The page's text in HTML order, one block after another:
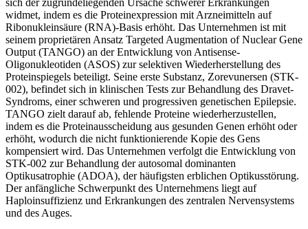
widmet, indem es die Proteinexpression mit Arzneimitteln auf
Ribonukleinsäure (RNA)-Basis erhöht. Das Unternehmen ist mit
seinem proprietären Ansatz Targeted Augmentation of Nuclear Gene
Output (TANGO) an der Entwicklung von Antisense-
Oligonukleotiden (ASOS) zur selektiven Wiederherstellung des
Proteinspiegels beteiligt. Seine erste Substanz, Zorevunersen (STK-
002), befindet sich in klinischen Tests zur Behandlung des Dravet-
Syndroms, einer schweren und progressiven genetischen Epilepsie.
TANGO zielt darauf ab, fehlende Proteine wiederherzustellen,
indem es die Proteinausscheidung aus gesunden Genen erhöht oder
erhöht, wodurch die nicht funktionierende Kopie des Gens
kompensiert wird. Das Unternehmen verfolgt die Entwicklung von
STK-002 zur Behandlung der autosomal dominanten
Optikusatrophie (ADOA), der häufigsten erblichen Optikusstörung.
Der anfängliche Schwerpunkt des Unternehmens liegt auf
Haploinsuffizienz und Erkrankungen des zentralen Nervensystems
und des Auges.